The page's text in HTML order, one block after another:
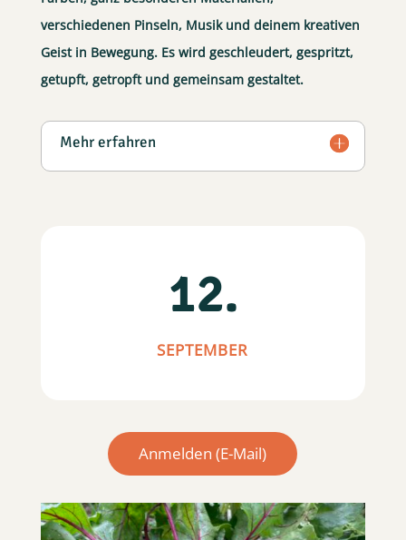
verschiedenen Pinseln, Musik und deinem kreativen
Geist in Bewegung. Es wird geschleudert, gespritzt,
getupft, getropft und gemeinsam gestaltet.
Mehr erfahren
12.
SEPTEMBER
Anmelden (E-Mail)